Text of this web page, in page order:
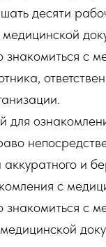
десяти
знакомиться с
для
и
с
знакомиться с